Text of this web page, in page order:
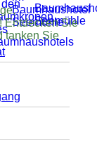
Entdecken Sie
tanken Sie